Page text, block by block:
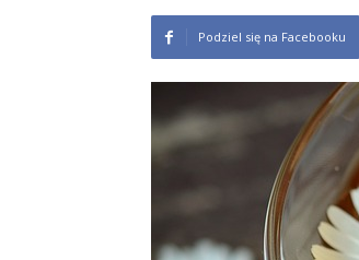
Podziel się na Facebooku